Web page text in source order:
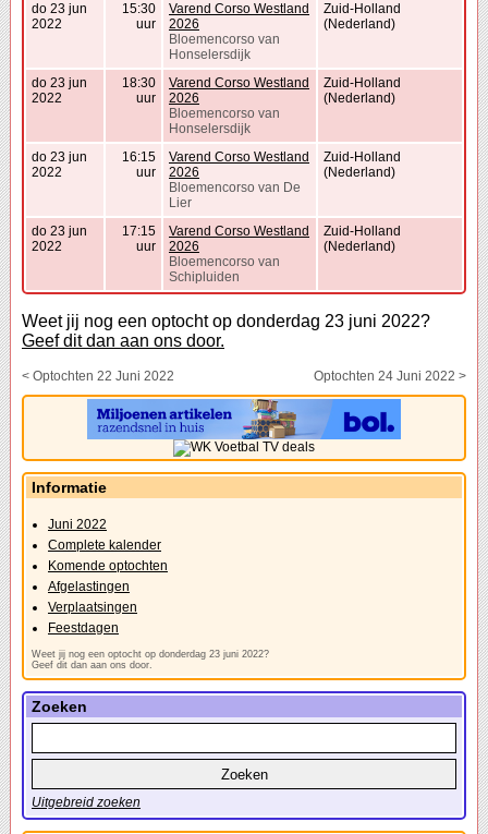
do 23 jun
2022
15:30
uur
Varend Corso Westland
2026
Bloemencorso van
Honselersdijk
Zuid-Holland
(Nederland)
do 23 jun
2022
18:30
uur
Varend Corso Westland
2026
Bloemencorso van
Honselersdijk
Zuid-Holland
(Nederland)
do 23 jun
2022
16:15
uur
Varend Corso Westland
2026
Bloemencorso van De
Lier
Zuid-Holland
(Nederland)
do 23 jun
2022
17:15
uur
Varend Corso Westland
2026
Bloemencorso van
Schipluiden
Zuid-Holland
(Nederland)
Weet jij nog een optocht op donderdag 23 juni 2022?
Geef dit dan aan ons door.
< Optochten 22 Juni 2022 Optochten 24 Juni 2022 >
Informatie
Juni 2022
Complete kalender
Komende optochten
Afgelastingen
Verplaatsingen
Feestdagen
Weet jij nog een optocht op donderdag 23 juni 2022?
Geef dit dan aan ons door.
Zoeken
Uitgebreid zoeken